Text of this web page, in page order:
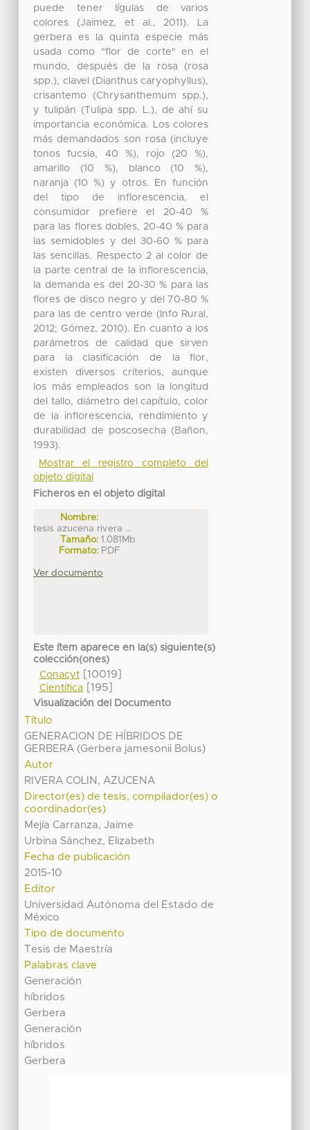
puede tener lígulas de varios
colores (Jaimez, et al., 2011). La
gerbera es la quinta especie más
usada como "flor de corte" en el
mundo, después de la rosa (rosa
spp.), clavel (Dianthus caryophyllus),
crisantemo (Chrysanthemum spp.),
y tulipán (Tulipa spp. L.), de ahí su
importancia económica. Los colores
más demandados son rosa (incluye
tonos fucsia, 40 %), rojo (20 %),
amarillo (10 %), blanco (10 %),
naranja (10 %) y otros. En función
del tipo de inflorescencia, el
consumidor prefiere el 20-40 %
para las flores dobles, 20-40 % para
las semidobles y del 30-60 % para
las sencillas. Respecto 2 al color de
la parte central de la inflorescencia,
la demanda es del 20-30 % para las
flores de disco negro y del 70-80 %
para las de centro verde (Info Rural,
2012; Gómez, 2010). En cuanto a los
parámetros de calidad que sirven
para la clasificación de la flor,
existen diversos criterios, aunque
los más empleados son la longitud
del tallo, diámetro del capítulo, color
de la inflorescencia, rendimiento y
durabilidad de poscosecha (Bañon,
1993).
Mostrar el registro completo del
objeto digital
Ficheros en el objeto digital
Nombre:
tesis azucena rivera ...
Tamaño: 1.081Mb
Formato: PDF
Ver documento
Este ítem aparece en la(s) siguiente(s)
colección(ones)
Conacyt[10019]
Científica[195]
Visualización del Documento
Título
GENERACION DE HÍBRIDOS DE
GERBERA (Gerbera jamesonii Bolus)
Autor
RIVERA COLIN, AZUCENA
Director(es) de tesis, compilador(es) o
coordinador(es)
Mejía Carranza, Jaime
Urbina Sánchez, Elizabeth
Fecha de publicación
2015-10
Editor
Universidad Autónoma del Estado de
México
Tipo de documento
Tesis de Maestría
Palabras clave
Generación
híbridos
Gerbera
Generación
híbridos
Gerbera